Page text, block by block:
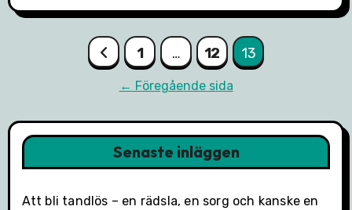
Sidnumrering
inlägg
1 … 12 13
← Föregående sida
Senaste inläggen
Att bli tandlös – en rädsla, en sorg och kanske en